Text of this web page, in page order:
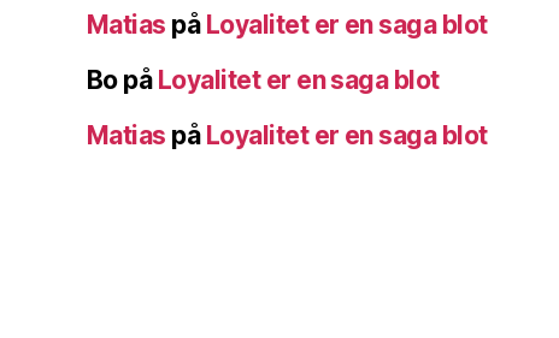
Matias på Loyalitet er en saga blot
Bopå Loyalitet er en saga blot
Matias på Loyalitet er en saga blot